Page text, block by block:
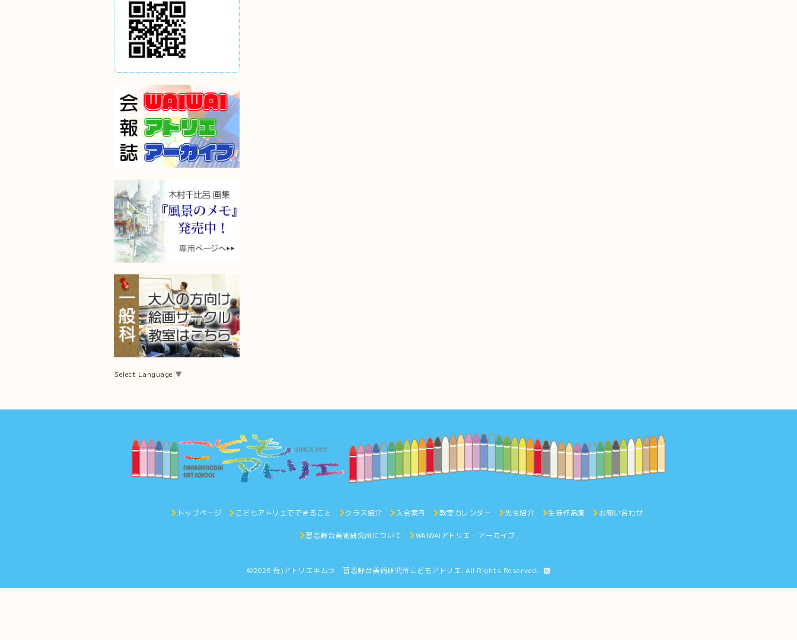
Select Language ▼
トップページ こどもアトリエでできること クラス紹介 入会案内 教室カレンダー 先生紹介 生徒作品集 お問い合わせ
習志野台美術研究所について WAIWAIアトリエ・アーカイブ
©2026 有)アトリエキムラ 習志野台美術研究所こどもアトリエ. All Rights Reserved.